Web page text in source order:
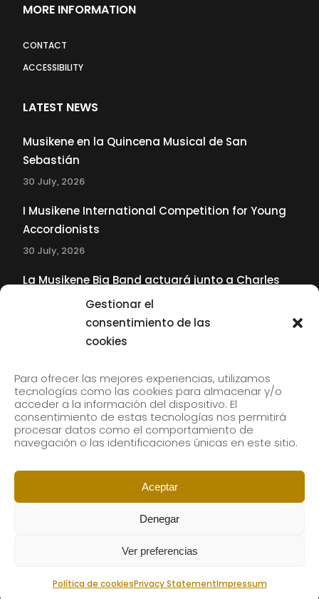
Gestionar el
consentimiento de las
cookies
Para ofrecer las mejores experiencias, utilizamos
tecnologías como las cookies para almacenar y/o
acceder a la información del dispositivo. El
consentimiento de estas tecnologías nos permitirá
procesar datos como el comportamiento de
navegación o las identificaciones únicas en este sitio.
Aceptar
Denegar
Ver preferencias
Política de cookiesPrivacy StatementImpressum
MORE INFORMATION
CONTACT
ACCESSIBILITY
LATEST NEWS
Musikene en la Quincena Musical de San
Sebastián
30 July, 2026
I Musikene International Competition for Young
Accordionists
30 July, 2026
La Musikene Big Band actuará junto a Charles
Tolliver en el 61 Jazzaldia
Subscribe to our newsletter to receive our news by
email.